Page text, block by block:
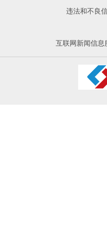
违法和不良
互联网新闻信息